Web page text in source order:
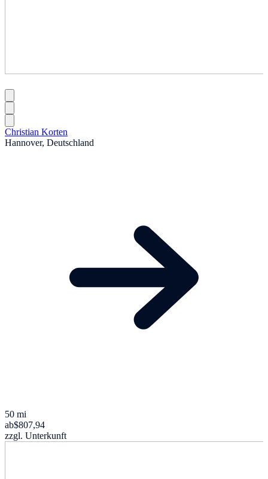
Christian Korten
Hannover, Deutschland
50 mi
ab$807,94
zzgl. Unterkunft